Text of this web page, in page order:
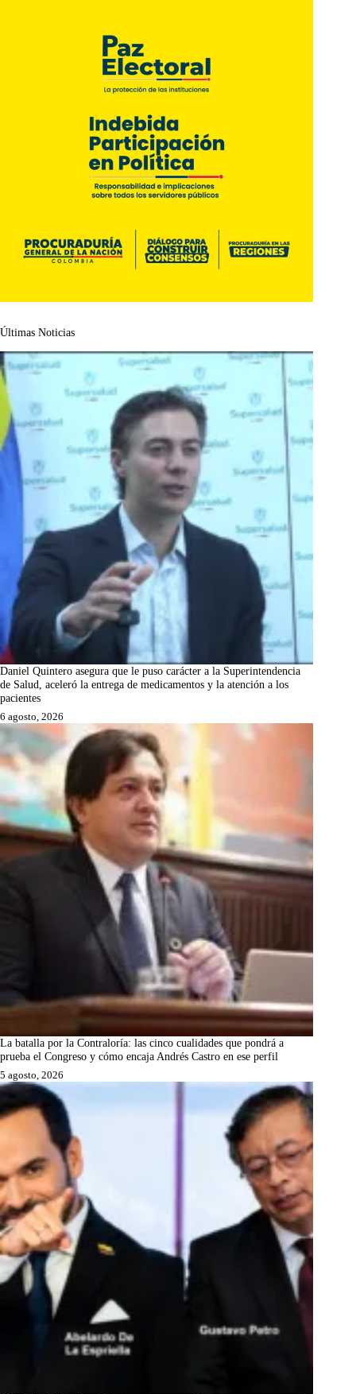
Últimas Noticias
Daniel Quintero asegura que le puso carácter a la Superintendencia
de Salud, aceleró la entrega de medicamentos y la atención a los
pacientes
6 agosto, 2026
La batalla por la Contraloría: las cinco cualidades que pondrá a
prueba el Congreso y cómo encaja Andrés Castro en ese perfil
5 agosto, 2026